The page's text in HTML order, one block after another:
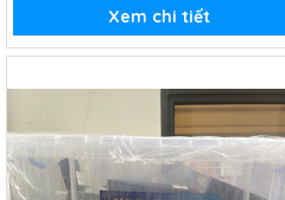
Xem chi tiết